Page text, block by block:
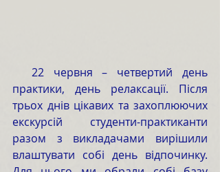
практики, день релаксації. Після
трьох днів цікавих та захоплюючих
екскурсій студенти-практиканти
разом з викладачами вирішили
влаштувати собі день відпочинку.